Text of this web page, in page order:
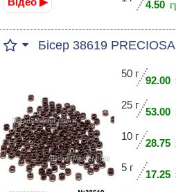
4.50
Бісер 38619 PRECIOSA
50 г
92.00
25 г
53.00
10 г
28.75
5 г
17.25